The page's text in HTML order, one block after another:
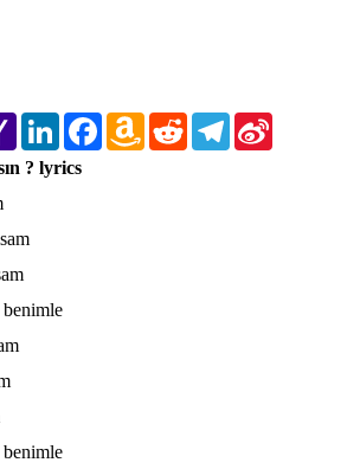
Yahoo
Mail
LinkedInFacebookAmazon
Wish
RedditTelegram
? lyrics
benimle
benimle